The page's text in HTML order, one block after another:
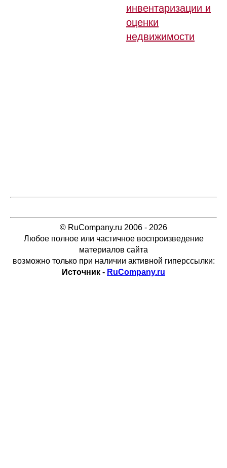
инвентаризации и
оценки
недвижимости
© RuCompany.ru 2006 - 2026
Любое полное или частичное воспроизведение
материалов сайта
возможно только при наличии активной гиперссылки:
Источник - RuCompany.ru